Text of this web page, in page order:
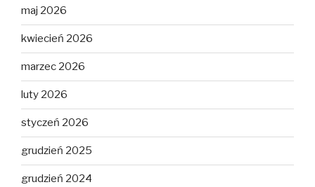
maj 2026
kwiecień 2026
marzec 2026
luty 2026
styczeń 2026
grudzień 2025
grudzień 2024